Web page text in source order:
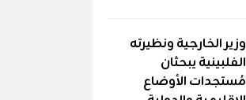
وزير الخارجية ونظيرته
الفلبينية يبحثان
مُستجدات الأوضاع